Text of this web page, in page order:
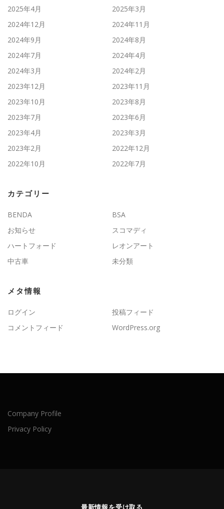
2025年4月
2025年3月
2024年12月
2024年11月
2024年9月
2024年8月
2024年7月
2024年4月
2024年3月
2024年2月
2023年12月
2023年11月
2023年10月
2023年8月
2023年7月
2023年6月
2023年4月
2023年3月
2023年2月
2022年12月
2022年10月
2022年7月
カテゴリー
BENDA
BSA
お知らせ
スコマディ
ハートフォード
レオンアート
中古車
未分類
メタ情報
ログイン
投稿フィード
コメントフィード
WordPress.org
Company Profile
Privacy Policy
最新情報を受け取る